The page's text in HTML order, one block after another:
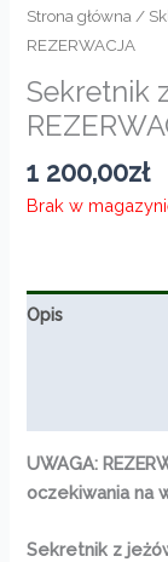
Strona główna /
REZERWACJA
Sekretnik
1 200,00zł
Brak w
Opis
UWAGA:
oczekiwania na
Sekretnik z